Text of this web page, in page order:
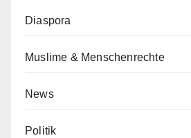
Diaspora
Muslime & Menschenrechte
News
Politik